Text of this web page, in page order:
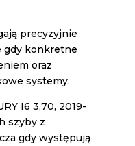
precyzyjnie
gdy konkretne
oraz
systemy.
I6 3,70, 2019-
szyby z
gdy występują